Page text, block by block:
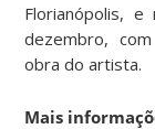
Florianópolis,
dezembro,
obra do artista.
Mais